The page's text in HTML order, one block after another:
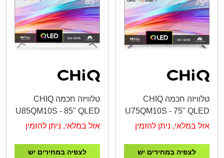
טלוויזה חכמה CHIQ
U75QM10S - 75" QLED
4K Google TV
אזל במלאי, ניתן להזמין
לצפיה במחירים יש
טלוויזה חכמה CHIQ
U85QM10S - 85" QLED
4K Google TV
אזל במלאי, ניתן להזמין
לצפיה במחירים יש